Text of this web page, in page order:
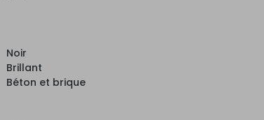
Noir
Brillant
Béton et brique